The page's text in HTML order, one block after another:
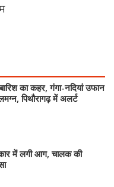
का कहर, गंगा-नदियां उफान
पिथौरागढ़ में अलर्ट
में लगी आग, चालक की